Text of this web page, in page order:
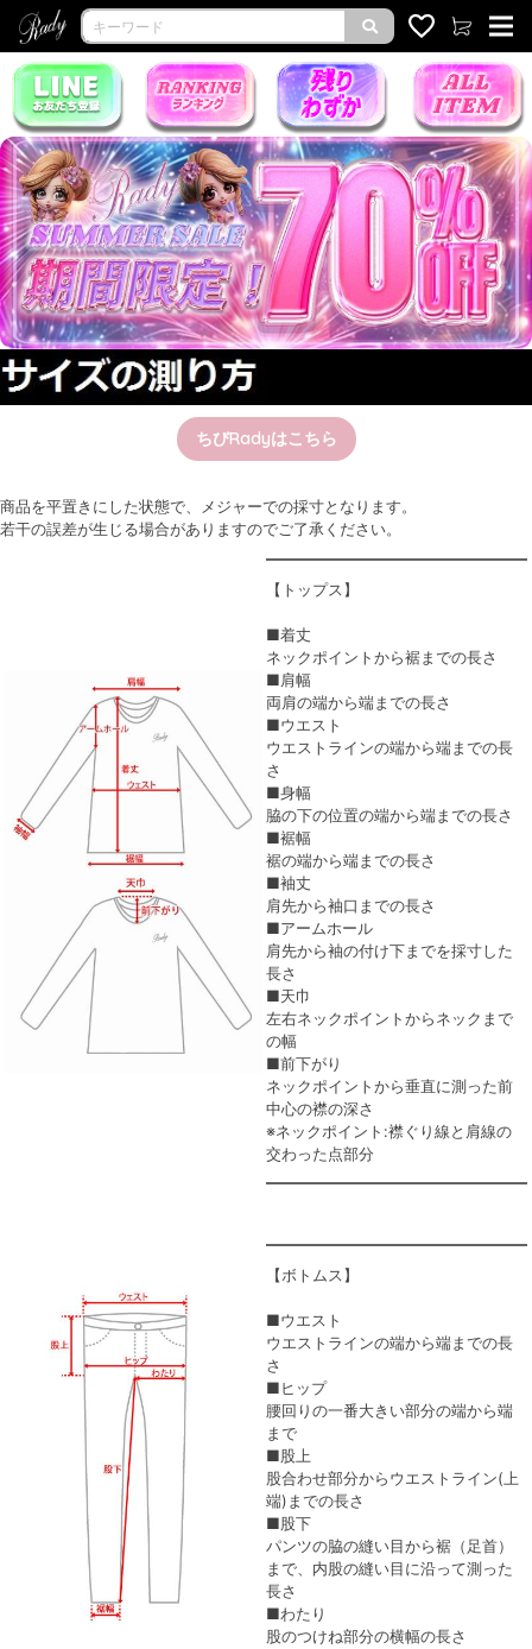
ちびRadyはこちら
商品を平置きにした状態で、メジャーでの採寸となります。
若干の誤差が生じる場合がありますのでご了承ください。
【トップス】
■着丈
ネックポイントから裾までの長さ
■肩幅
両肩の端から端までの長さ
■ウエスト
ウエストラインの端から端までの長
さ
■身幅
脇の下の位置の端から端までの長さ
■裾幅
裾の端から端までの長さ
■袖丈
肩先から袖口までの長さ
■アームホール
肩先から袖の付け下までを採寸した
長さ
■天巾
左右ネックポイントからネックまで
の幅
■前下がり
ネックポイントから垂直に測った前
中心の襟の深さ
※ネックポイント:襟ぐり線と肩線の
交わった点部分
【ボトムス】
■ウエスト
ウエストラインの端から端までの長
さ
■ヒップ
腰回りの一番大きい部分の端から端
まで
■股上
股合わせ部分からウエストライン(上
端)までの長さ
■股下
パンツの脇の縫い目から裾（足首）
まで、内股の縫い目に沿って測った
長さ
■わたり
股のつけね部分の横幅の長さ